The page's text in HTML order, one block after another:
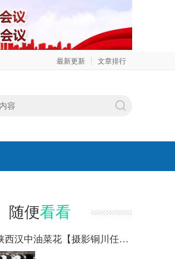
最新更新 文章排行
随便看看
令人向往的陕西汉中油菜花【摄影铜川任刚】